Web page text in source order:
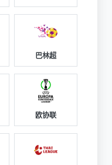
巴林超
欧协联